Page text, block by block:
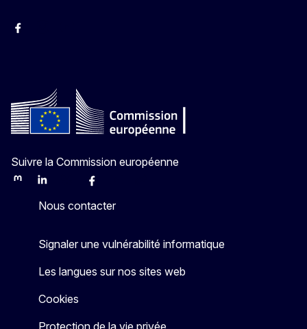
Facebook
Suivre la Commission européenne
MastodonLinkedInBlueskyFacebook
Nous contacter
Signaler une vulnérabilité informatique
Les langues sur nos sites web
Cookies